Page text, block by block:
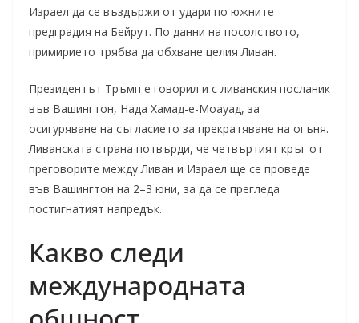
Израел да се въздържи от удари по южните
предградия на Бейрут. По данни на посолството,
примирието трябва да обхване целия Ливан.
Президентът Тръмп е говорил и с ливанския посланик
във Вашингтон, Нада Хамад-е-Моауад, за
осигуряване на съгласието за прекратяване на огъня.
Ливанската страна потвърди, че четвъртият кръг от
преговорите между Ливан и Израел ще се проведе
във Вашингтон на 2–3 юни, за да се прегледа
постигнатият напредък.
Какво следи
международната